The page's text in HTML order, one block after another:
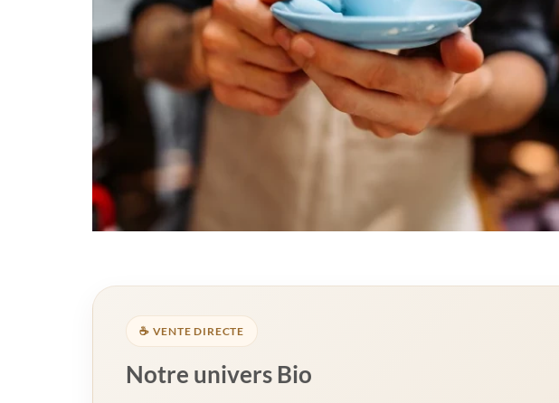
☕ VENTE DIRECTE
Notre univers Bio